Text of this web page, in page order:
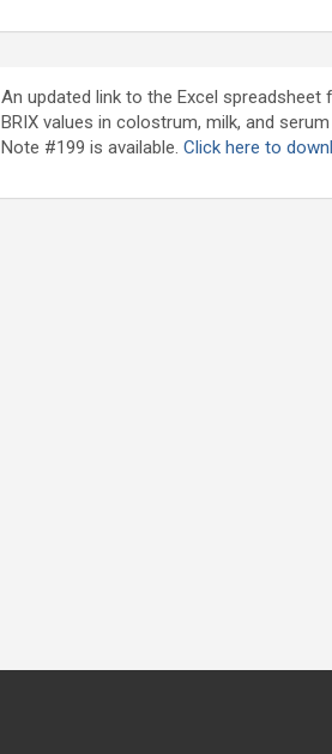
An updated link to the Excel spreadsheet
BRIX values in colostrum, milk, and
Note #199 is available.Click here to